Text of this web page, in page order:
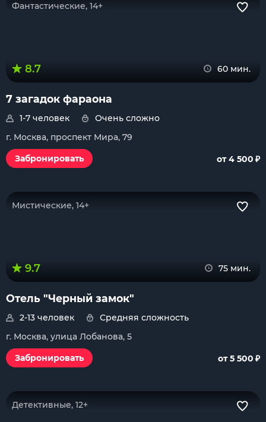
Фантастические, 14+
8.7 60 мин.
7 загадок фараона
1-7 человек
Очень сложно
г. Москва, проспект Мира, 79
Забронировать
от 4 500 ₽
Мистические, 14+
9.7 75 мин.
Отель "Черный замок"
2-13 человек
Средняя сложность
г. Москва, улица Лобанова, 5
Забронировать
от 5 500 ₽
Детективные, 12+